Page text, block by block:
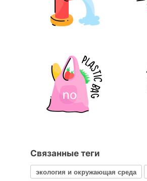
Связанные теги
экология и окружающая среда